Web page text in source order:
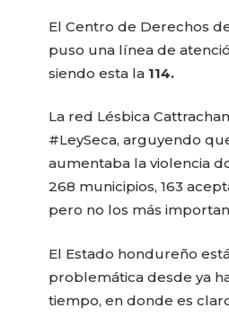
El Centro de Derechos
puso una línea de
siendo esta la 114.
La red Lésbica
#LeySeca, arguyendo
aumentaba la violencia
268 municipios, 163
pero no los más
El Estado hondureño
problemática desde ya
tiempo, en donde es